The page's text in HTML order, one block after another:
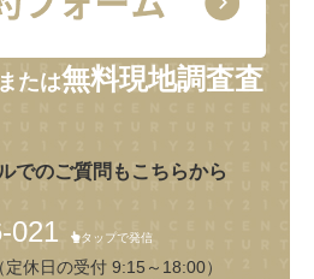
または無料現地調査査
でのご質問もこちらから
021 タップで発信
定休日の受付 9:15～18:00）